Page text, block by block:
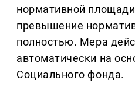
нормативной
превышение
полностью. Мера
автоматически на
Социального фонда.